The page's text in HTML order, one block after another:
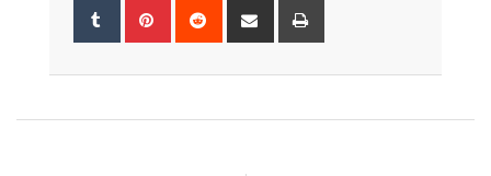
Tumblr Pinterest Reddit
Share